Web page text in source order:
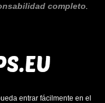
completo
entrar fácilmente en el